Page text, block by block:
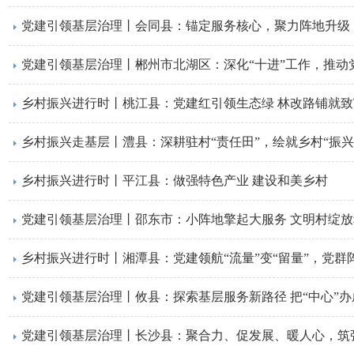
党建引领基层治理丨会同县：锚定服务核心，聚力阵地升
党建引领基层治理丨​郴州市北湖区：深化“十进”工作，推
乡村振兴进行时丨​桃江县：党建红引领生态绿 林改路铺就
乡村振兴走基层丨澧县：深耕驻村“责任田”，绘就乡村“振
​乡村振兴进行时丨平江县：做强特色产业 建设和美乡村
党建引领基层治理丨邵东市：小阵地擎起大服务 文明村绽
乡村振兴进行时丨湘潭县：党建领航“流量”变“留量”，党群
党建引领基层治理丨攸县：探索基层服务新路径 把“中心”办
党建引领基层治理丨长沙县：聚合力、促发展、暖人心，筑